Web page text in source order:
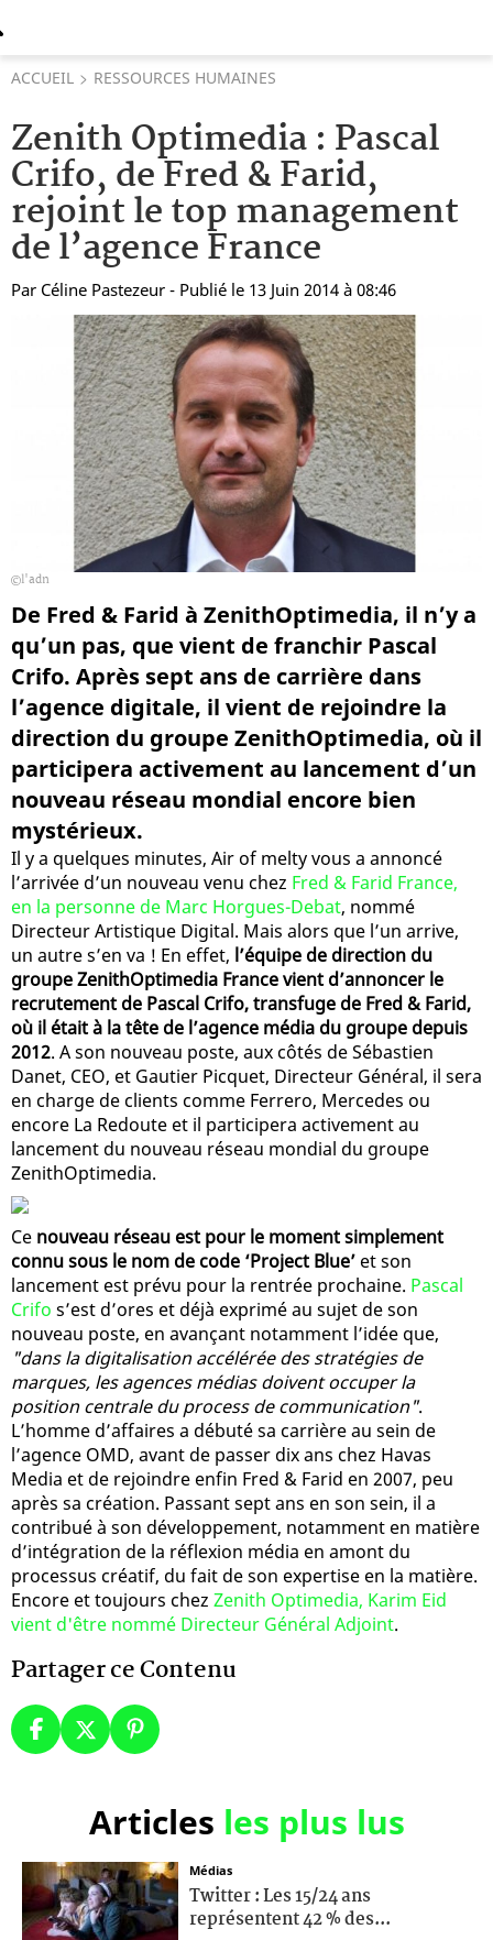
ACCUEIL RESSOURCES HUMAINES
Zenith Optimedia : Pascal
Crifo, de Fred & Farid,
rejoint le top management
de l’agence France
Par Céline Pastezeur - Publié le 13 Juin 2014 à 08:46
l'adn
De Fred & Farid à ZenithOptimedia, il n’y a
qu’un pas, que vient de franchir Pascal
Crifo. Après sept ans de carrière dans
l’agence digitale, il vient de rejoindre la
direction du groupe ZenithOptimedia, où il
participera activement au lancement d’un
nouveau réseau mondial encore bien
mystérieux.
Il y a quelques minutes, Air of melty vous a annoncé
l’arrivée d’un nouveau venu chez Fred & Farid France,
en la personne de Marc Horgues-Debat, nommé
Directeur Artistique Digital. Mais alors que l’un arrive,
un autre s’en va ! En effet, l’équipe de direction du
groupe ZenithOptimedia France vient d’annoncer le
recrutement de Pascal Crifo, transfuge de Fred & Farid,
où il était à la tête de l’agence média du groupe depuis
2012. A son nouveau poste, aux côtés de Sébastien
Danet, CEO, et Gautier Picquet, Directeur Général, il sera
en charge de clients comme Ferrero, Mercedes ou
encore La Redoute et il participera activement au
lancement du nouveau réseau mondial du groupe
ZenithOptimedia.
Ce nouveau réseau est pour le moment simplement
connu sous le nom de code ‘Project Blue’ et son
lancement est prévu pour la rentrée prochaine. Pascal
Crifo s’est d’ores et déjà exprimé au sujet de son
nouveau poste, en avançant notamment l’idée que,
"dans la digitalisation accélérée des stratégies de
marques, les agences médias doivent occuper la
position centrale du process de communication".
L’homme d’affaires a débuté sa carrière au sein de
l’agence OMD, avant de passer dix ans chez Havas
Media et de rejoindre enfin Fred & Farid en 2007, peu
après sa création. Passant sept ans en son sein, il a
contribué à son développement, notamment en matière
d’intégration de la réflexion média en amont du
processus créatif, du fait de son expertise en la matière.
Encore et toujours chez Zenith Optimedia, Karim Eid
vient d'être nommé Directeur Général Adjoint.
Partager ce Contenu
Articles les plus lus
Médias
Twitter : Les 15/24 ans
représentent 42 % des...